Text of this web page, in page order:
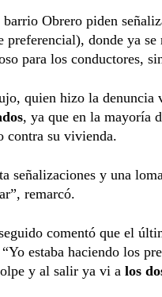
barrio Obrero piden
preferencial), donde ya
para los conductores,
quien hizo la denuncia
, ya que en la mayoría
contra su vivienda.
señalizaciones y una
remarcó.
comentó que el
estaba haciendo los
y al salir ya vi a los